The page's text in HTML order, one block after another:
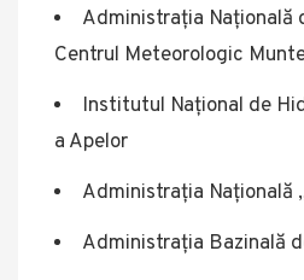
Administrația Națională
Centrul Meteorologic
Institutul Național de
a Apelor
Administrația Națională
Administrația Bazinală